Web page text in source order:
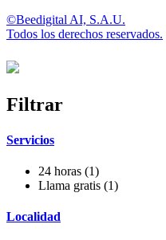
©Beedigital AI, S.A.U.
Todos los derechos reservados.
Filtrar
Servicios
24 horas (1)
Llama gratis (1)
Localidad